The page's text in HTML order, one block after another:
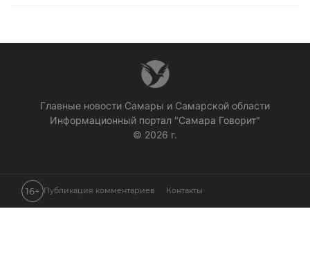
Главные новости Самары и Самарской области
Информационный портал "Самара Говорит"
© 2026 г.
16+ Публикация комментариев Контакты